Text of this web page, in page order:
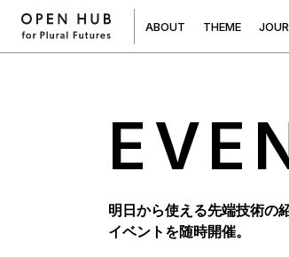
ABOUT THEME JOUR
明日から使える先端技術の
イベントを随時開催。